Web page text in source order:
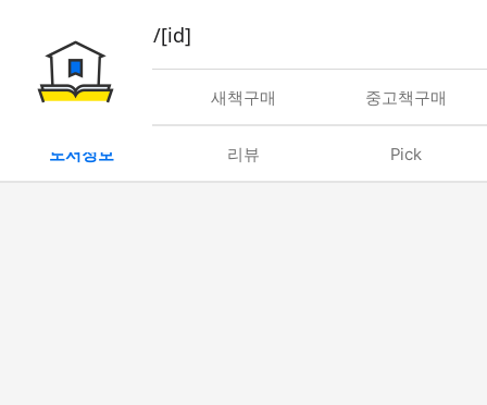
book/rent/[id]
대여 새책구매 중고책구매
도서정보 리뷰 Pick